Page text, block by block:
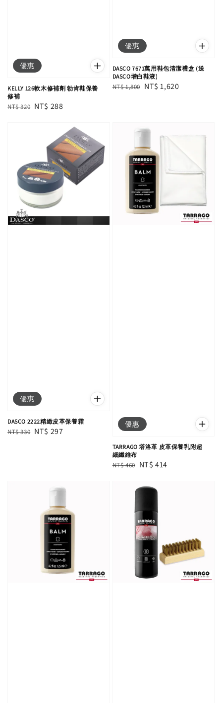
優惠
KELLY 126軟木修補劑 勃肯鞋保養
修補
Regular
NT$ 320 Sale
NT$ 288
優惠
DASCO 7671萬用鞋包清潔禮盒 (送
DASCO增白鞋液)
Regular
NT$ 1,800 Sale
NT$ 1,620
優惠
DASCO 2222精緻皮革保養霜
Regular
NT$ 330 Sale
NT$ 297
優惠
TARRAGO 塔洛革 皮革保養乳附超
細纖維布
Regular
NT$ 460 Sale
NT$ 414